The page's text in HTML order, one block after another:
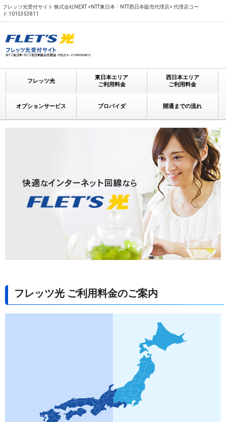
フレッツ光受付サイト 株式会社NEXT <NTT東日本・NTT西日本販売代理店> 代理店コー
ド:1015353811
フレッツ光
東日本エリア
ご利用料金
西日本エリア
ご利用料金
オプションサービス プロバイダ 開通までの流れ
フレッツ光 ご利用料金のご案内